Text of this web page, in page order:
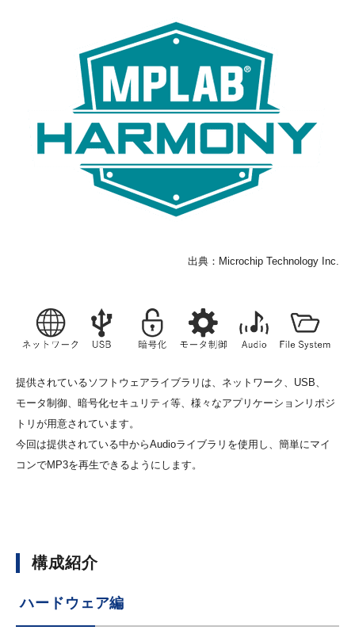
出典：Microchip Technology Inc.
提供されているソフトウェアライブラリは、ネットワーク、USB、
モータ制御、暗号化セキュリティ等、様々なアプリケーションリポジ
トリが用意されています。
今回は提供されている中からAudioライブラリを使用し、簡単にマイ
コンでMP3を再生できるようにします。
構成紹介
ハードウェア編